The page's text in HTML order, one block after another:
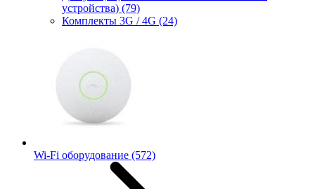
устройства) (79)
Комплекты 3G / 4G (24)
Wi-Fi оборудование (572)